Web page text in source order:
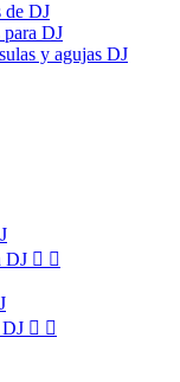
de DJ
para DJ
y agujas DJ
DJ  
DJ  